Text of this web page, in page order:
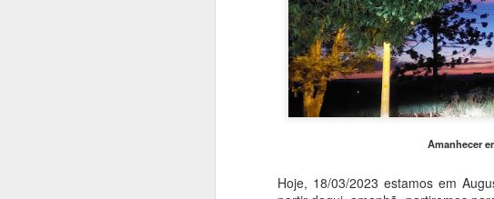
Amanhecer
Hoje, 18/03/2023 estamos em